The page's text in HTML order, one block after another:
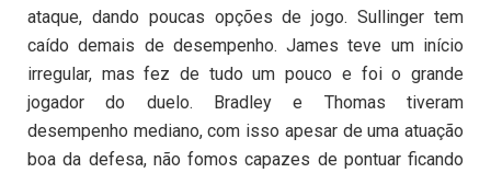
ataque, dando poucas opções de jogo. Sullinger tem
caído demais de desempenho. James teve um início
irregular, mas fez de tudo um pouco e foi o grande
jogador do duelo. Bradley e Thomas tiveram
desempenho mediano, com isso apesar de uma atuação
boa da defesa, não fomos capazes de pontuar ficando